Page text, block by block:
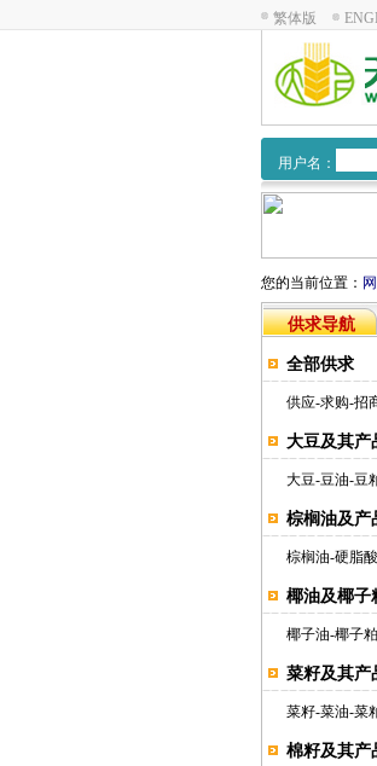
繁体版
用户名：
您的当前位置：
供求导航
全部供求
供应-求购-招
大豆及其产
大豆-豆油-豆
棕榈油及产
棕榈油-硬脂酸
椰油及椰子
椰子油-椰子粕
菜籽及其产
菜籽-菜油-菜
棉籽及其产